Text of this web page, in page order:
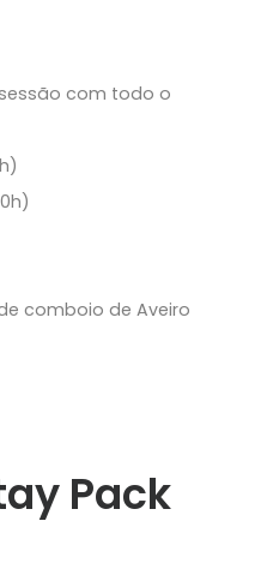
com todo o
comboio de Aveiro
Pack